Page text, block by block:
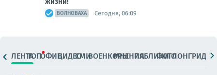
ВОЛНОВАХА Сегодня, 06:09
ЛЕНТАТОПОФИЦ.ВИДЕОСМИВОЕНКОРЫМНЕНИЯПАБЛИКИ
ФОТОЛОНГРИДЫ